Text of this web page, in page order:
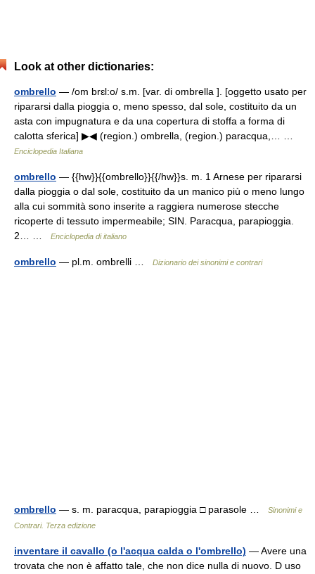
Look at other dictionaries:
ombrello — /om brɛl:o/ s.m. [var. di ombrella ]. [oggetto usato per
ripararsi dalla pioggia o, meno spesso, dal sole, costituito da un
asta con impugnatura e da una copertura di stoffa a forma di
calotta sferica] ▶◀ (region.) ombrella, (region.) paracqua,… …
Enciclopedia Italiana
ombrello — {{hw}}{{ombrello}}{{/hw}}s. m. 1 Arnese per ripararsi
dalla pioggia o dal sole, costituito da un manico più o meno lungo
alla cui sommità sono inserite a raggiera numerose stecche
ricoperte di tessuto impermeabile; SIN. Paracqua, parapioggia.
2… …
Enciclopedia di italiano
ombrello — pl.m. ombrelli … Dizionario dei sinonimi e contrari
ombrello — s. m. paracqua, parapioggia □ parasole …
Sinonimi e
Contrari. Terza edizione
inventare il cavallo (o l'acqua calda o l'ombrello) — Avere una
trovata che non è affatto tale, che non dice nulla di nuovo. D uso